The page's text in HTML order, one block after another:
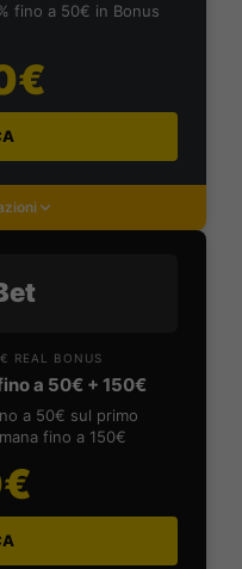
fino a 50€ in Bonus
REAL BONUS
a 50€ + 150€
a 50€ sul primo
fino a 150€